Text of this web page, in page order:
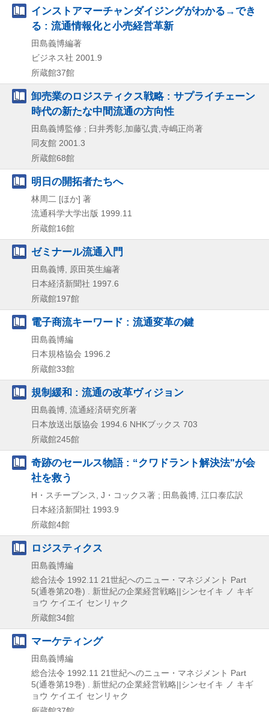
インストアマーチャンダイジングがわかる→でき
る : 流通情報化と小売経営革新
田島義博編著
ビジネス社 2001.9
所蔵館37館
卸売業のロジスティクス戦略 : サプライチェーン
時代の新たな中間流通の方向性
田島義博監修 ; 臼井秀彰,加藤弘貴,寺嶋正尚著
同友館 2001.3
所蔵館68館
明日の開拓者たちへ
林周二 [ほか] 著
流通科学大学出版 1999.11
所蔵館16館
ゼミナール流通入門
田島義博, 原田英生編著
日本経済新聞社 1997.6
所蔵館197館
電子商流キーワード : 流通変革の鍵
田島義博編
日本規格協会 1996.2
所蔵館33館
規制緩和 : 流通の改革ヴィジョン
田島義博, 流通経済研究所著
日本放送出版協会 1994.6 NHKブックス 703
所蔵館245館
奇跡のセールス物語 : “クワドラント解決法"が会
社を救う
H・スチーブンス, J・コックス著 ; 田島義博, 江口泰広訳
日本経済新聞社 1993.9
所蔵館4館
ロジスティクス
田島義博編
総合法令 1992.11 21世紀へのニュー・マネジメント Part
5(通巻第20巻) . 新世紀の企業経営戦略||シンセイキ ノ キギ
ョウ ケイエイ センリャク
所蔵館34館
マーケティング
田島義博編
総合法令 1992.11 21世紀へのニュー・マネジメント Part
5(通巻第19巻) . 新世紀の企業経営戦略||シンセイキ ノ キギ
ョウ ケイエイ センリャク